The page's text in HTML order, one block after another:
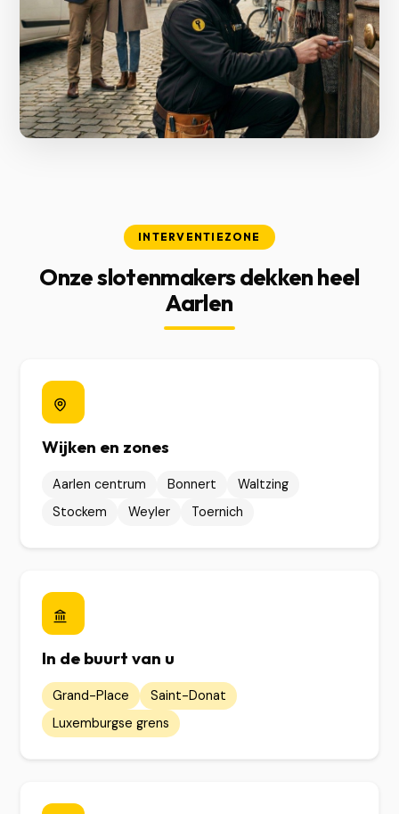
INTERVENTIEZONE
Onze slotenmakers dekken heel
Aarlen
Wijken en zones
Aarlen centrum Bonnert
Waltzing
Stockem
Weyler Toernich
In de buurt van u
Grand-Place
Saint-Donat
Luxemburgse grens